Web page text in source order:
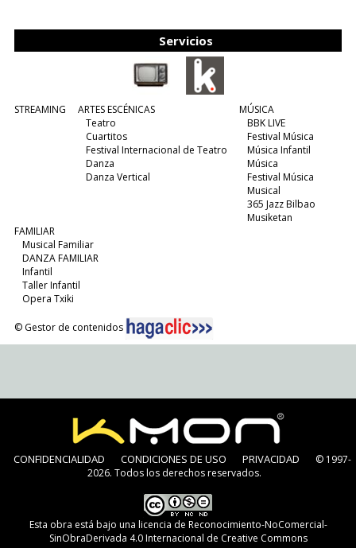
Servicios
STREAMING
ARTES ESCÉNICAS
Teatro
Cuartitos
Festival Internacional de Teatro
Danza
Danza Vertical
MÚSICA
BBK LIVE
Festival Música
Música Infantil
Música
Festival Música
Musical
365 Jazz Bilbao
Musiketan
FAMILIAR
Musical Familiar
DANZA FAMILIAR
Infantil
Taller Infantil
Opera Txiki
© Gestor de contenidos
CONFIDENCIALIDAD CONDICIONES DE USO PRIVACIDAD
© 1997-
2026. Todos los derechos reservados.
Esta obra está bajo una licencia de Reconocimiento-NoComercial-
SinObraDerivada 4.0 Internacional de Creative Commons